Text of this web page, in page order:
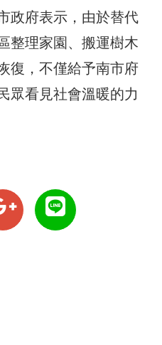
政府表示，由於替代
整理家園、搬運樹木
復，不僅給予南市府
眾看見社會溫暖的力